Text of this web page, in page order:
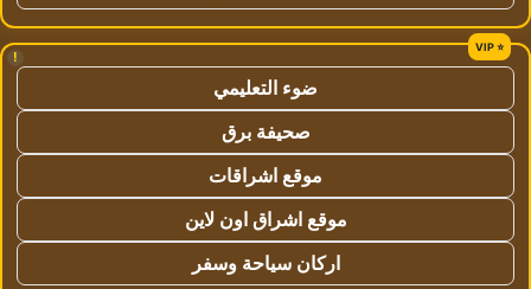
!
ضوء التعليمي
صحيفة برق
موقع اشراقات
موقع اشراق اون لاين
اركان سياحة وسفر